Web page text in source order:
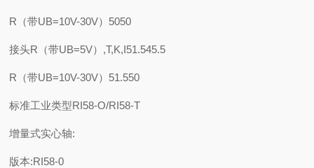
R（带UB=10V-30V）5050
接头R（带UB=5V）,T,K,I51.545.5
R（带UB=10V-30V）51.550
标准工业类型RI58-O/RI58-T
增量式实心轴:
版本:RI58-0